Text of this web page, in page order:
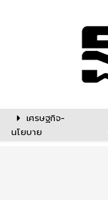
เศรษฐกิจ-
นโยบาย